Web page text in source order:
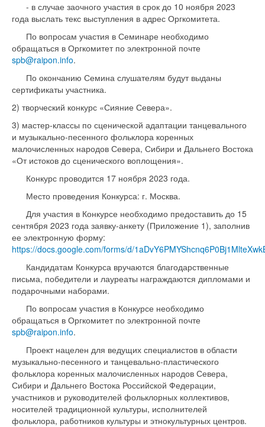
- в случае заочного участия в срок до 10 ноября 2023
года выслать текс выступления в адрес Оргкомитета.
По вопросам участия в Семинаре необходимо
обращаться в Оргкомитет по электронной почте
spb@raipon.info.
По окончанию Семина слушателям будут выданы
сертификаты участника.
2) творческий конкурс «Сияние Севера».
3) мастер-классы по сценической адаптации танцевального
и музыкально-песенного фольклора коренных
малочисленных народов Севера, Сибири и Дальнего Востока
«От истоков до сценического воплощения».
Конкурс проводится 17 ноября 2023 года.
Место проведения Конкурса: г. Москва.
Для участия в Конкурсе необходимо предоставить до 15
сентября 2023 года заявку-анкету (Приложение 1), заполнив
ее электронную форму:
https://docs.google.com/forms/d/
Кандидатам Конкурса вручаются благодарственные
письма, победители и лауреаты награждаются дипломами и
подарочными наборами.
По вопросам участия в Конкурсе необходимо
обращаться в Оргкомитет по электронной почте
spb@raipon.info.
Проект нацелен для ведущих специалистов в области
музыкально-песенного и танцевально-пластического
фольклора коренных малочисленных народов Севера,
Сибири и Дальнего Востока Российской Федерации,
участников и руководителей фольклорных коллективов,
носителей традиционной культуры, исполнителей
фольклора, работников культуры и этнокультурных центров.